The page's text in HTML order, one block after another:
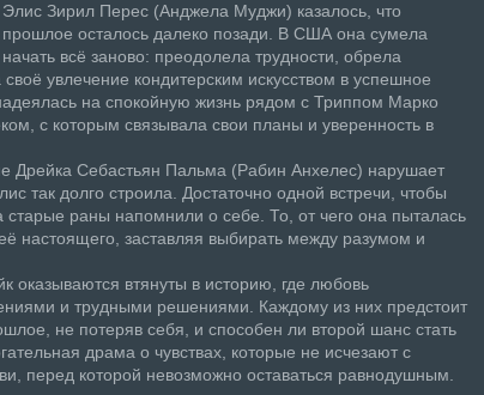
Элис Зирил Перес (Анджела Муджи) казалось, что
прошлое осталось далеко позади. В США она сумела
начать всё заново: преодолела трудности, обрела
увлечение кондитерским искусством в успешное
на спокойную жизнь рядом с Триппом Марко
с которым связывала свои планы и уверенность в
Дрейка Себастьян Пальма (Рабин Анхелес) нарушает
так долго строила. Достаточно одной встречи, чтобы
старые раны напомнили о себе. То, от чего она пыталась
настоящего, заставляя выбирать между разумом и
оказываются втянуты в историю, где любовь
и трудными решениями. Каждому из них предстоит
не потеряв себя, и способен ли второй шанс стать
драма о чувствах, которые не исчезают с
перед которой невозможно оставаться равнодушным.